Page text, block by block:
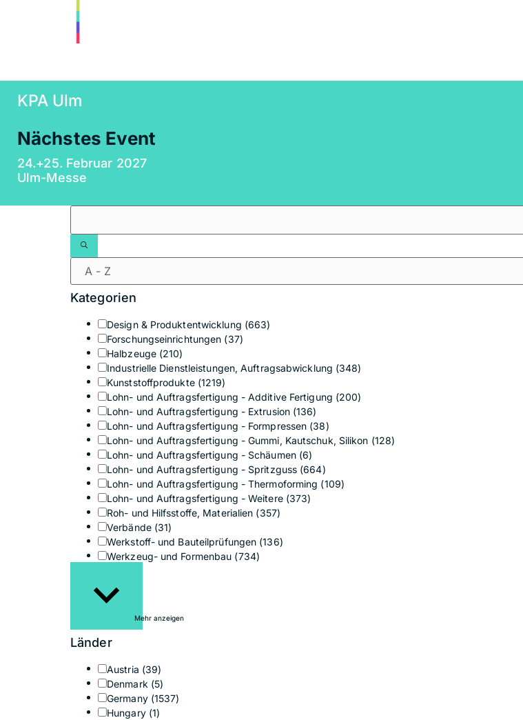
KPA Ulm
Nächstes Event
24.+25. Februar 2027
Ulm-Messe
Kategorien
Design & Produktentwicklung (663)
Forschungseinrichtungen (37)
Halbzeuge (210)
Industrielle Dienstleistungen, Auftragsabwicklung (348)
Kunststoffprodukte (1219)
Lohn- und Auftragsfertigung - Additive Fertigung (200)
Lohn- und Auftragsfertigung - Extrusion (136)
Lohn- und Auftragsfertigung - Formpressen (38)
Lohn- und Auftragsfertigung - Gummi, Kautschuk, Silikon (128)
Lohn- und Auftragsfertigung - Schäumen (6)
Lohn- und Auftragsfertigung - Spritzguss (664)
Lohn- und Auftragsfertigung - Thermoforming (109)
Lohn- und Auftragsfertigung - Weitere (373)
Roh- und Hilfsstoffe, Materialien (357)
Verbände (31)
Werkstoff- und Bauteilprüfungen (136)
Werkzeug- und Formenbau (734)
Mehr anzeigen
Länder
Austria (39)
Denmark (5)
Germany (1537)
Hungary (1)